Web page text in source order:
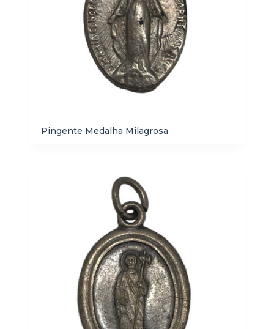
Pingente Medalha Milagrosa